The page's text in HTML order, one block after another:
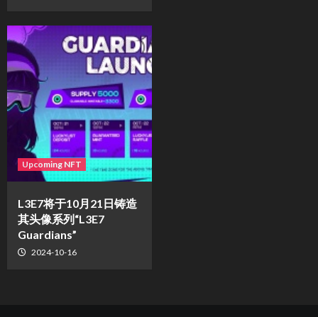
Upcoming NFT
L3E7将于10月21日铸造
其头像系列“L3E7
Guardians”
2024-10-16